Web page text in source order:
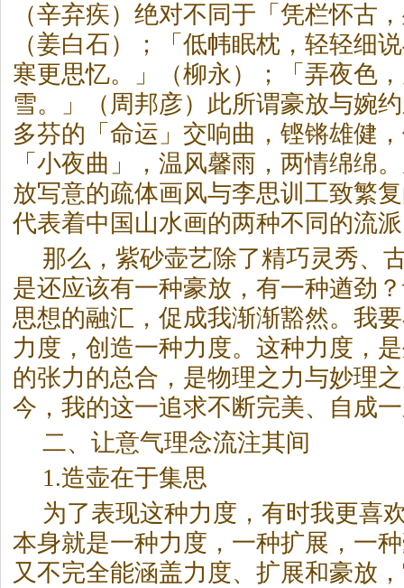
（辛弃疾）绝对不同于「凭栏怀古
（姜白石）；「低帏眠枕，轻轻细
寒更思忆。」（柳永）；「弄夜色
雪。」（周邦彦）此所谓豪放与婉
多芬的「命运」交响曲，铿锵雄健
「小夜曲」，温风馨雨，两情绵绵
放写意的疏体画风与李思训工致繁
代表着中国山水画的两种不同的流
那么，紫砂壶艺除了精巧灵秀、
是还应该有一种豪放，有一种遒劲
思想的融汇，促成我渐渐豁然。我
力度，创造一种力度。这种力度，
的张力的总合，是物理之力与妙理
今，我的这一追求不断完美、自成
二、让意气理念流注其间
1.造壶在于集思
为了表现这种力度，有时我更喜
本身就是一种力度，一种扩展，一
又不完全能涵盖力度、扩展和豪放